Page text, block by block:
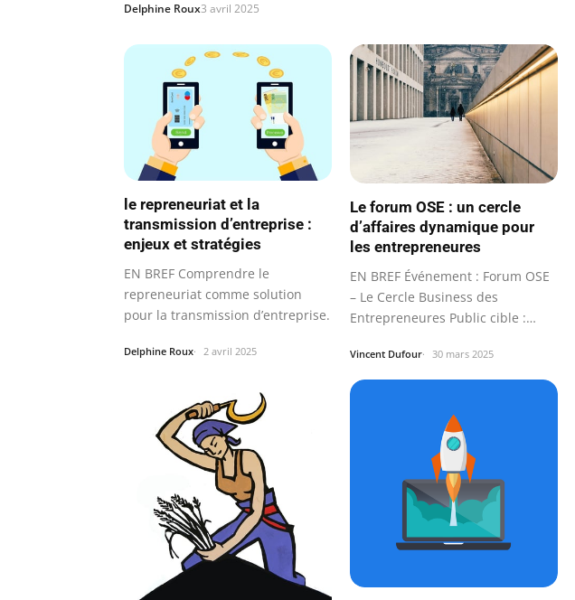
Delphine Roux3 avril 2025
le repreneuriat et la
transmission d’entreprise :
enjeux et stratégies
EN BREF Comprendre le
repreneuriat comme solution
pour la transmission d’entreprise.
Delphine Roux 2 avril 2025
Le forum OSE : un cercle
d’affaires dynamique pour
les entrepreneures
EN BREF Événement : Forum OSE
– Le Cercle Business des
Entrepreneures Public cible :
Vincent Dufour 30 mars 2025